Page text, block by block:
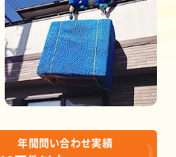
年間問い合わせ実績